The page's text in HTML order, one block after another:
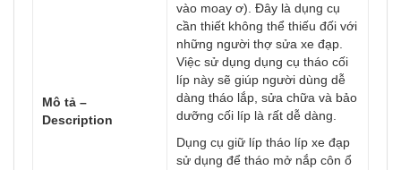
Mô tả –
Description
vào moay ơ). Đây là dụng cụ
cần thiết không thể thiếu đối với
những người thợ sửa xe đạp.
Việc sử dụng dụng cụ tháo cối
líp này sẽ giúp người dùng dễ
dàng tháo lắp, sửa chữa và bảo
dưỡng cối líp là rất dễ dàng.
Dụng cụ giữ líp tháo líp xe đạp
sử dụng để tháo mở nắp côn ổ